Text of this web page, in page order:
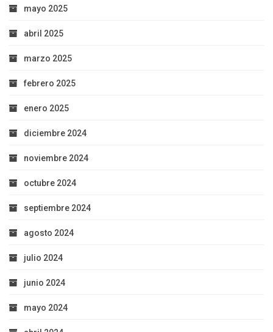
mayo 2025
abril 2025
marzo 2025
febrero 2025
enero 2025
diciembre 2024
noviembre 2024
octubre 2024
septiembre 2024
agosto 2024
julio 2024
junio 2024
mayo 2024